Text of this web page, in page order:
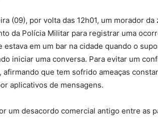
(09), por volta das 12h01, um morador
da Polícia Militar para registrar uma
em um bar na cidade quando o
iniciar uma conversa. Para evitar um
afirmando que tem sofrido ameaças
aplicativos de mensagens.
um desacordo comercial antigo entre as